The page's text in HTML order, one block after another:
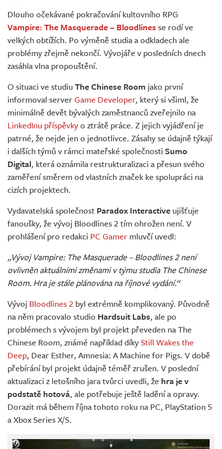
Živě
Dlouho očekávané pokračování kultovního RPG
Vampire: The Masquerade – Bloodlines se rodí ve
velkých obtížích. Po výměně studia a odkladech ale
problémy zřejmě nekončí. Vývojáře v posledních dnech
zasáhla vlna propouštění.
O situaci ve studiu The Chinese Room jako první
informoval serverGame Developer, který si všiml, že
minimálně devět bývalých zaměstnanců zveřejnilo na
LinkedInu příspěvkyo ztrátě práce. Z jejich vyjádření je
patrné, že nejde jen o jednotlivce. Zásahy se údajně týkají
i dalších týmů v rámci mateřské společnosti Sumo
Digital, která oznámila restrukturalizaci a přesun svého
zaměření směrem od vlastních značek ke spolupráci na
cizích projektech.
Vydavatelská společnost Paradox Interactive ujišťuje
fanoušky, že vývoj Bloodlines 2 tím ohrožen není. V
prohlášení pro redakci PC Gamer mluvčí uvedl:
„Vývoj Vampire: The Masquerade – Bloodlines 2 není
ovlivněn aktuálními změnami v týmu studia The Chinese
Room. Hra je stále plánována na říjnové vydání.“
Vývoj Bloodlines 2 byl extrémně komplikovaný. Původně
na něm pracovalo studio Hardsuit Labs, ale po
problémech s vývojem byl projekt převeden na The
Chinese Room, známé například díkyStill Wakes the
Deep, Dear Esther, Amnesia: A Machine for Pigs. V době
přebírání byl projekt údajně téměř zrušen. V poslední
aktualizaci z letošního jara tvůrci uvedli, že hra je v
podstatě hotová, ale potřebuje ještě ladění a opravy.
Dorazit má během října tohoto roku na PC, PlayStation 5
a Xbox Series X/S.